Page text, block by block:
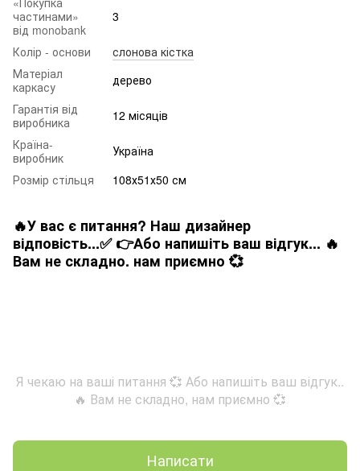
частинами»
від monobank
3
Колір - основи
слонова кістка
Матеріал
каркасу
дерево
Гарантія від
виробника
12 місяців
Країна-
виробник
Україна
Розмір стільця
108х51х50 см
🔥У вас є питання? Наш дизайнер
відповість...✅ 👉Або напишіть ваш відгук... 🔥
Вам не складно. нам приємно 💞
Я чекаю на ваші питання 💞 Або напишіть ваш відгук..
🔥 Вам не складно, нам приємно 💞
Написати